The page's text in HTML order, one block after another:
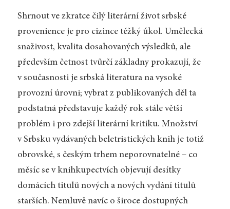
Shrnout ve zkratce čilý literární život srbské
provenience je pro cizince těžký úkol. Umělecká
snaživost, kvalita dosahovaných výsledků, ale
především četnost tvůrčí základny prokazují, že
v současnosti je srbská literatura na vysoké
provozní úrovni; vybrat z publikovaných děl ta
podstatná představuje každý rok stále větší
problém i pro zdejší literární kritiku. Množství
v Srbsku vydávaných beletristických knih je totiž
obrovské, s českým trhem neporovnatelné – co
měsíc se v knihkupectvích objevují desítky
domácích titulů nových a nových vydání titulů
starších. Nemluvě navíc o široce dostupných